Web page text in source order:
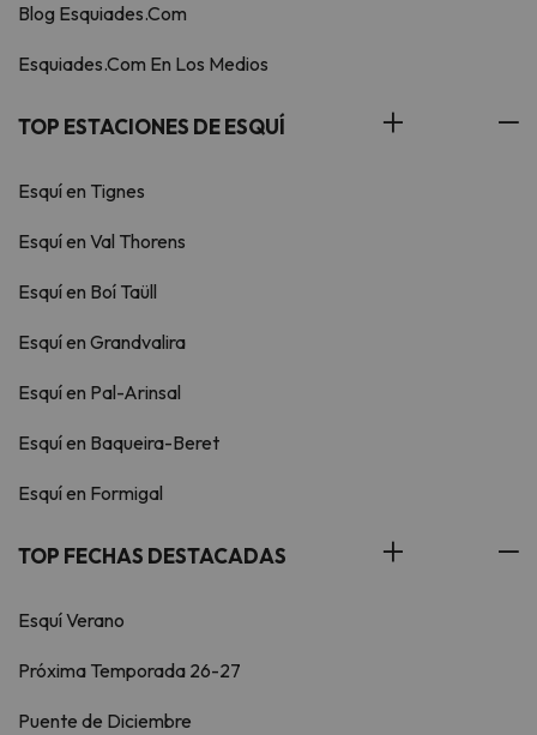
Blog Esquiades.Com
Esquiades.Com En Los Medios
TOP ESTACIONES DE ESQUÍ
Esquí en Tignes
Esquí en Val Thorens
Esquí en Boí Taüll
Esquí en Grandvalira
Esquí en Pal-Arinsal
Esquí en Baqueira-Beret
Esquí en Formigal
TOP FECHAS DESTACADAS
Esquí Verano
Próxima Temporada 26-27
Puente de Diciembre